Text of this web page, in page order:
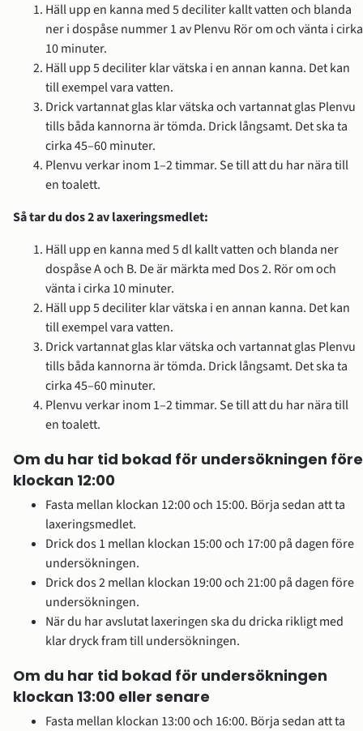
Häll upp en kanna med 5 deciliter kallt vatten och blanda
ner i dospåse nummer 1 av Plenvu Rör om och vänta i cirka
10 minuter.
Häll upp 5 deciliter klar vätska i en annan kanna. Det kan
till exempel vara vatten.
Drick vartannat glas klar vätska och vartannat glas Plenvu
tills båda kannorna är tömda. Drick långsamt. Det ska ta
cirka 45–60 minuter.
Plenvu verkar inom 1–2 timmar. Se till att du har nära till
en toalett.
Så tar du dos 2 av laxeringsmedlet:
Häll upp en kanna med 5 dl kallt vatten och blanda ner
dospåse A och B. De är märkta med Dos 2. Rör om och
vänta i cirka 10 minuter.
Häll upp 5 deciliter klar vätska i en annan kanna. Det kan
till exempel vara vatten.
Drick vartannat glas klar vätska och vartannat glas Plenvu
tills båda kannorna är tömda. Drick långsamt. Det ska ta
cirka 45–60 minuter.
Plenvu verkar inom 1–2 timmar. Se till att du har nära till
en toalett.
Om du har tid bokad för undersökningen före
klockan 12:00
Fasta mellan klockan 12:00 och 15:00. Börja sedan att ta
laxeringsmedlet.
Drick dos 1 mellan klockan 15:00 och 17:00 på dagen före
undersökningen.
Drick dos 2 mellan klockan 19:00 och 21:00 på dagen före
undersökningen.
När du har avslutat laxeringen ska du dricka rikligt med
klar dryck fram till undersökningen.
Om du har tid bokad för undersökningen
klockan 13:00 eller senare
Fasta mellan klockan 13:00 och 16:00. Börja sedan att ta